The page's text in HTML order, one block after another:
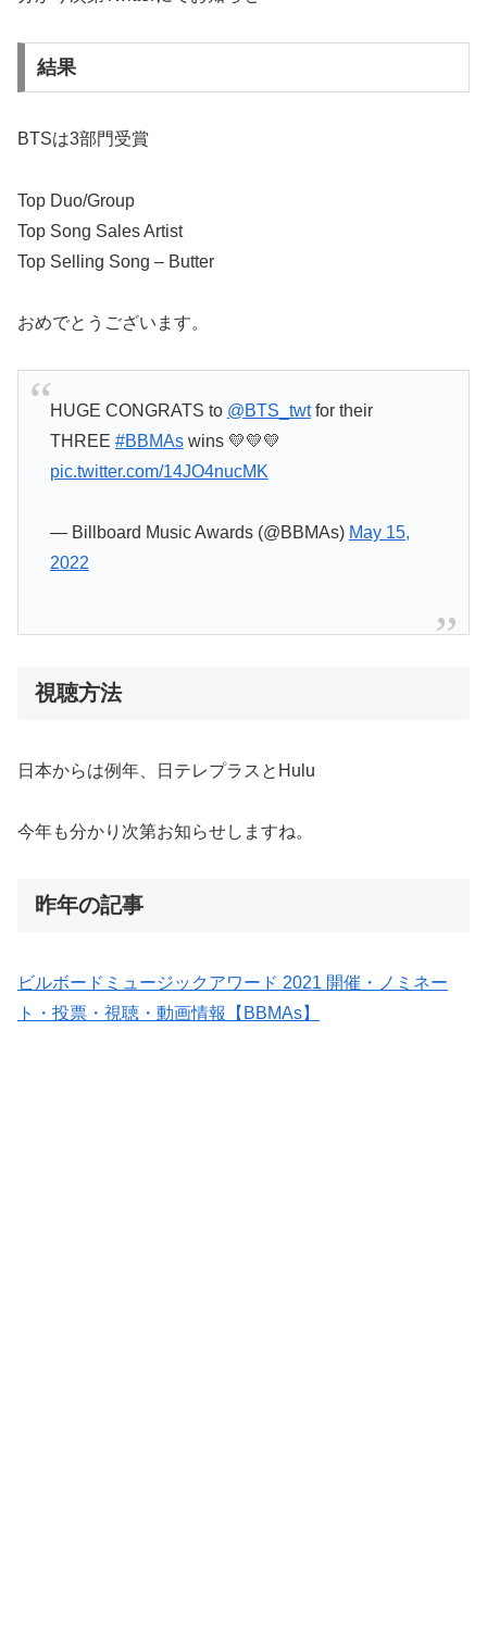
結果
BTSは3部門受賞
Top Duo/Group
Top Song Sales Artist
Top Selling Song – Butter
おめでとうございます。
HUGE CONGRATS to @BTS_twtfor their
THREE #BBMAswins 💛💛💛
pic.twitter.com/14JO4nucMK
— Billboard Music Awards (@BBMAs) May 15,
2022
視聴方法
日本からは例年、日テレプラスとHulu
今年も分かり次第お知らせしますね。
昨年の記事
ビルボードミュージックアワード 2021 開催・ノミネー
ト・投票・視聴・動画情報【BBMAs】